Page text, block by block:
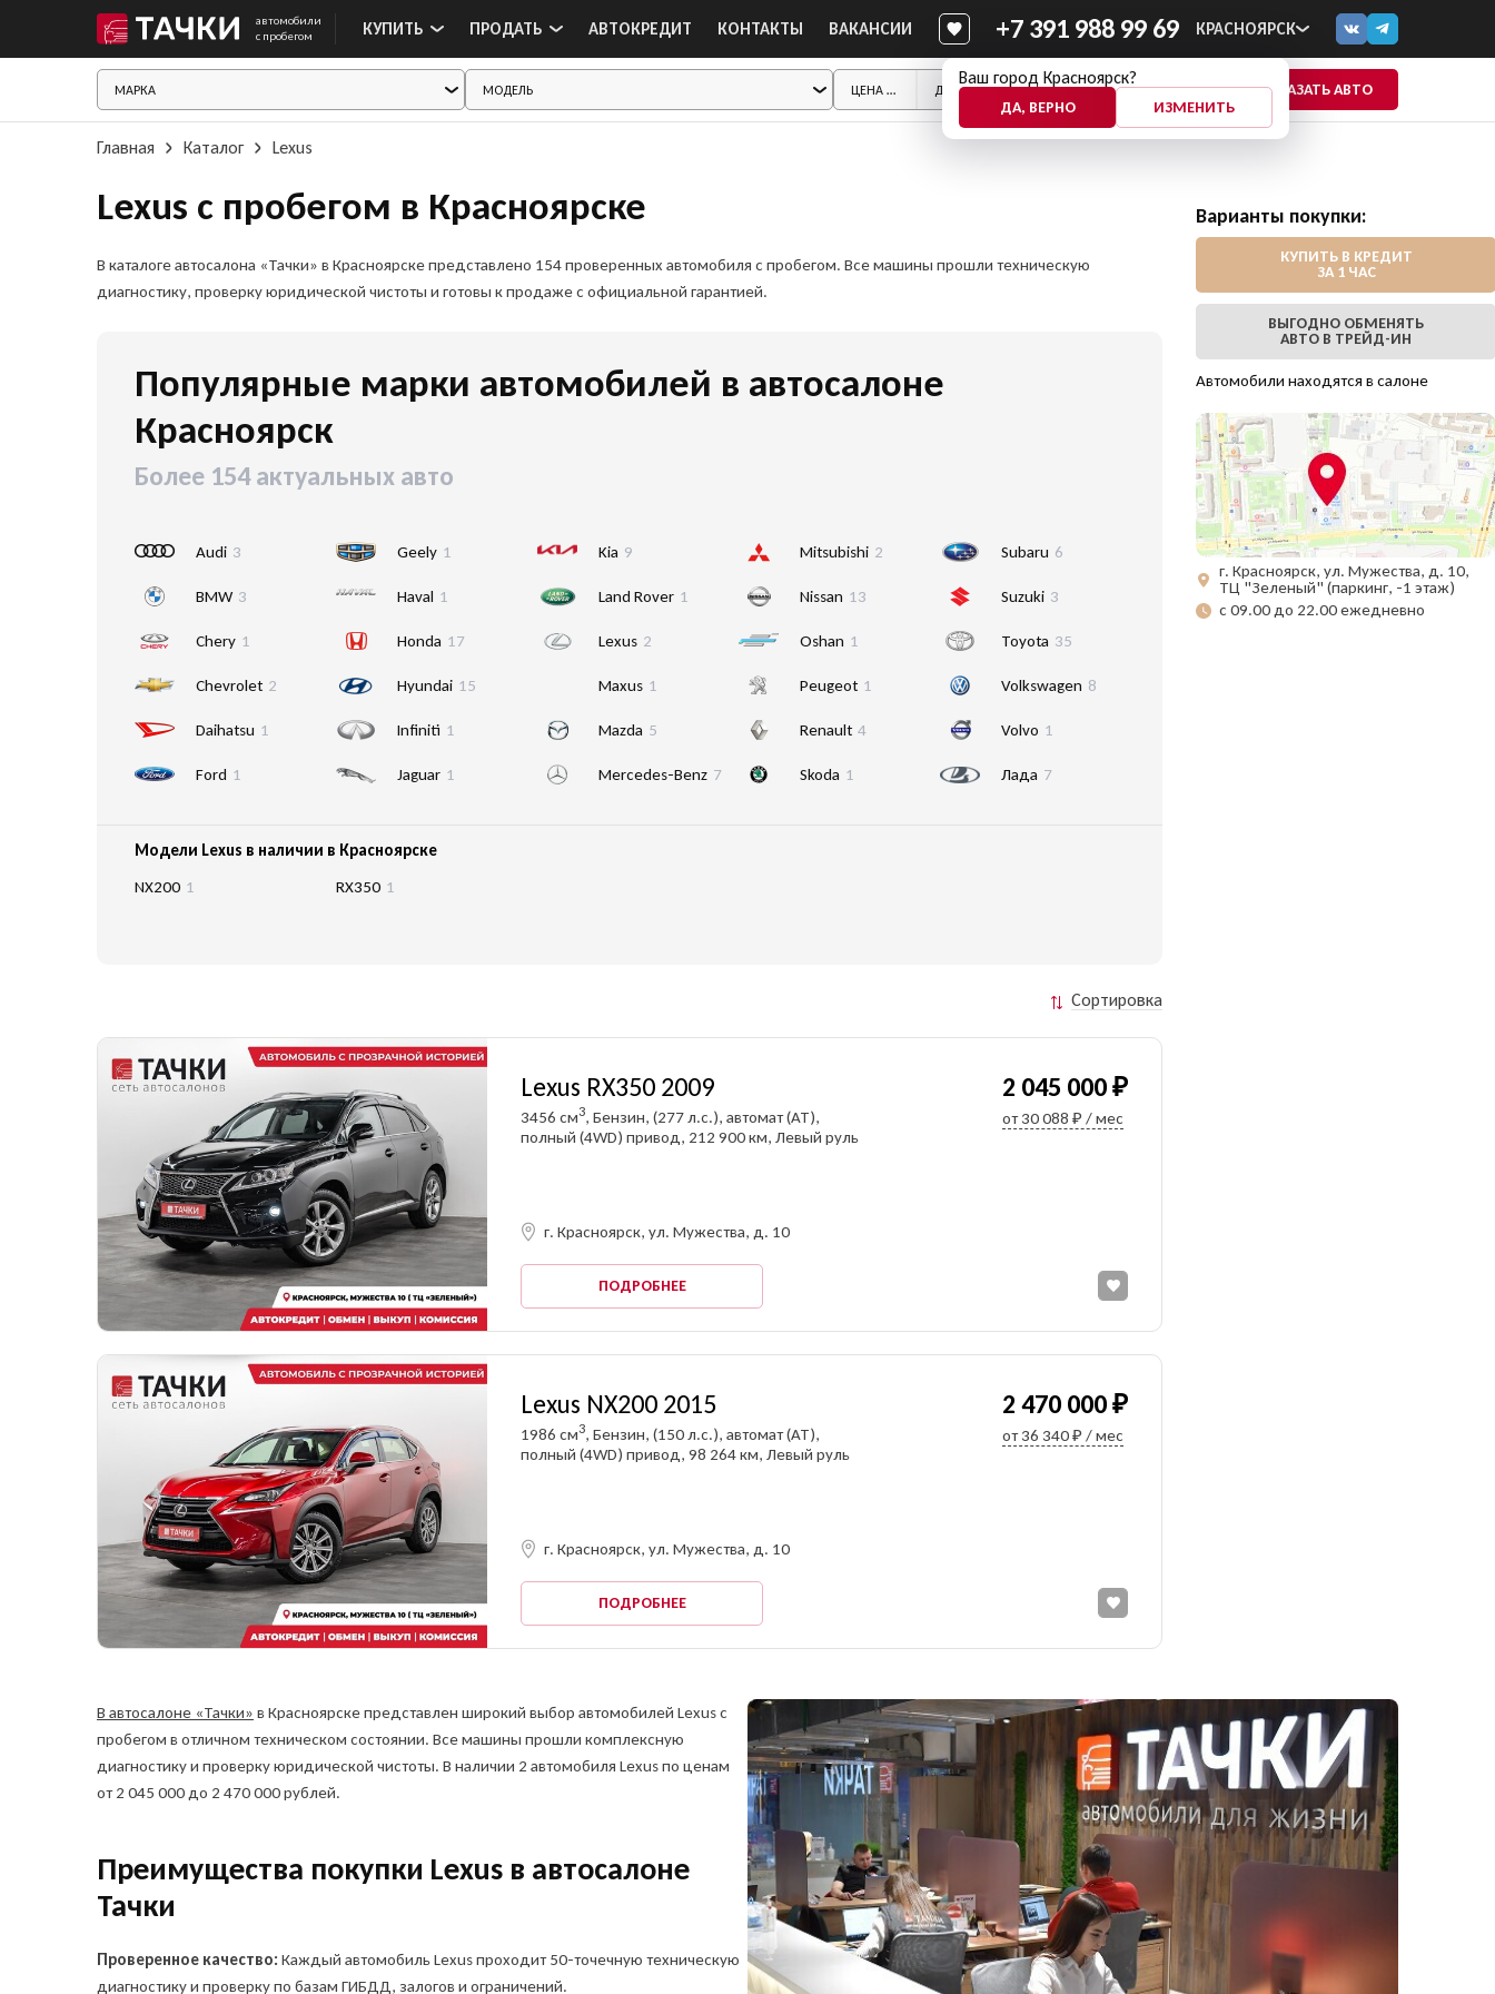
автомобили
с пробегом
КУПИТЬ ПРОДАТЬ АВТОКРЕДИТ КОНТАКТЫ ВАКАНСИИ +7 391 988 99 69 КРАСНОЯРСК
Ваш город Красноярск?
ДА, ВЕРНО ИЗМЕНИТЬ
ЕЩЕ ПОКАЗАТЬ АВТО
Главная Каталог Lexus
Lexus с пробегом в Красноярске
В каталоге автосалона «Тачки» в Красноярске представлено 154 проверенных автомобиля с пробегом. Все машины прошли техническую
диагностику, проверку юридической чистоты и готовы к продаже с официальной гарантией.
Популярные марки автомобилей в автосалоне
Красноярск
Более 154 актуальных авто
Audi 3
BMW 3
Chery 1
Chevrolet 2
Daihatsu 1
Ford 1
Geely 1
Haval 1
Honda 17
Hyundai 15
Infiniti 1
Jaguar 1
Kia 9
Land Rover 1
Lexus 2
Maxus 1
Mazda 5
Mercedes-Benz 7
Mitsubishi 2
Nissan 13
Oshan 1
Peugeot 1
Renault 4
Skoda 1
Subaru 6
Suzuki 3
Toyota 35
Volkswagen 8
Volvo 1
Лада 7
Модели Lexus в наличии в Красноярске
NX200 1 RX350 1
Сортировка
2 045 000 ₽
от 30 088 ₽ / мес
Lexus RX350 2009
3456 см3, Бензин, (277 л.с.), автомат (AT),
полный (4WD) привод, 212 900 км, Левый руль
г. Красноярск, ул. Мужества, д. 10
ПОДРОБНЕЕ
2 470 000 ₽
от 36 340 ₽ / мес
Lexus NX200 2015
1986 см3, Бензин, (150 л.с.), автомат (AT),
полный (4WD) привод, 98 264 км, Левый руль
г. Красноярск, ул. Мужества, д. 10
ПОДРОБНЕЕ
Варианты покупки:
КУПИТЬ В КРЕДИТ
ЗА 1 ЧАС
ВЫГОДНО ОБМЕНЯТЬ
АВТО В ТРЕЙД-ИН
Автомобили находятся в салоне
г. Красноярск, ул. Мужества, д. 10,
ТЦ "Зеленый" (паркинг, -1 этаж)
с 09.00 до 22.00 ежедневно
В автосалоне «Тачки» в Красноярске представлен широкий выбор автомобилей Lexus с
пробегом в отличном техническом состоянии. Все машины прошли комплексную
диагностику и проверку юридической чистоты. В наличии 2 автомобиля Lexus по ценам
от 2 045 000 до 2 470 000 рублей.
Преимущества покупки Lexus в автосалоне
Тачки
Проверенное качество: Каждый автомобиль Lexus проходит 50-точечную техническую
диагностику и проверку по базам ГИБДД, залогов и ограничений.
и специалист ответит вам
и мы забронируем
Оставить заявку на продажу
ОФОРМИТЬ ОНЛАЙН
Оформите анкету онлайн и получите решение
без посещения офиса!